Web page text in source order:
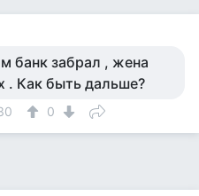
банк забрал , жена
. Как быть дальше?
0